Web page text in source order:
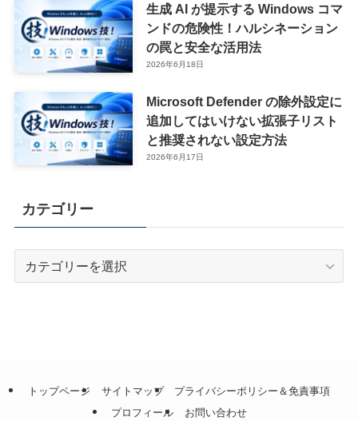
生成 AI が提示する Windows コマ
ンドの危険性！ハルシネーション
の罠と安全な活用法
2026年6月18日
Microsoft Defender の除外設定に
追加してはいけない拡張子リスト
と推奨されない設定方法
2026年6月17日
カテゴリー
トップページ サイトマップ
プライバシーポリシー＆免責事項
プロフィール
お問い合わせ